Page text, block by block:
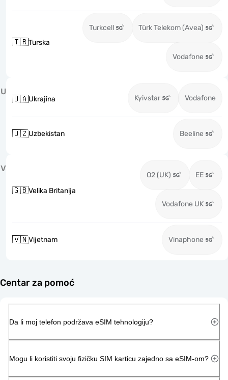
🇹🇷Turska
Turkcell Türk Telekom (Avea)
Vodafone
U
🇺🇦Ukrajina Kyivstar Vodafone
🇺🇿Uzbekistan Beeline
V
🇬🇧Velika Britanija
O2 (UK) EE
Vodafone UK
🇻🇳Vijetnam Vinaphone
Centar za pomoć
Da li moj telefon podržava eSIM tehnologiju?
Mogu li koristiti svoju fizičku SIM karticu zajedno sa eSIM-om?